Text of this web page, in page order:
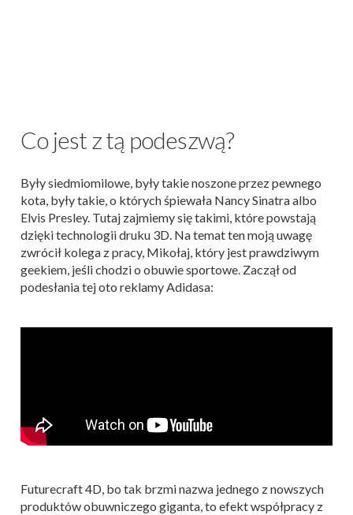
Co jest z tą podeszwą?
Były siedmiomilowe, były takie noszone przez pewnego
kota, były takie, o których śpiewała Nancy Sinatra albo
Elvis Presley. Tutaj zajmiemy się takimi, które powstają
dzięki technologii druku 3D. Na temat ten moją uwagę
zwrócił kolega z pracy, Mikołaj, który jest prawdziwym
geekiem, jeśli chodzi o obuwie sportowe. Zaczął od
podesłania tej oto reklamy Adidasa:
Futurecraft 4D, bo tak brzmi nazwa jednego z nowszych
produktów obuwniczego giganta, to efekt współpracy z